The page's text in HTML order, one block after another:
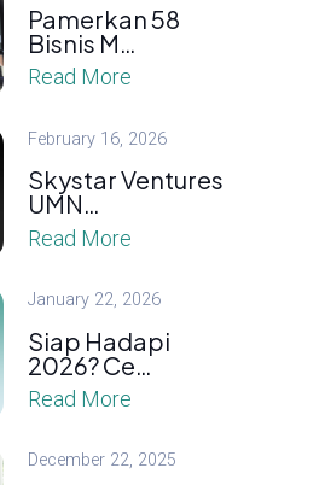
Pamerkan 58
Bisnis M…
Read More
February 16, 2026
Skystar Ventures
UMN…
Read More
January 22, 2026
Siap Hadapi
2026? Ce…
Read More
December 22, 2025